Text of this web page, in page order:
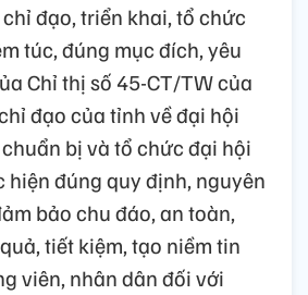
đạo, triển khai, tổ chức
túc, đúng mục đích, yêu
Chỉ thị số 45-CT/TW của
đạo của tỉnh về đại hội
bị và tổ chức đại hội
đúng quy định, nguyên
bảo chu đáo, an toàn,
tiết kiệm, tạo niềm tin
viên, nhân dân đối với